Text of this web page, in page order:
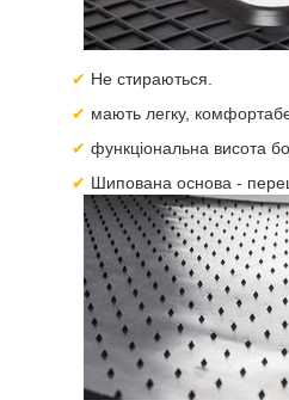
Не стираються.
мають легку,
функціональна висота
Шипована основа -